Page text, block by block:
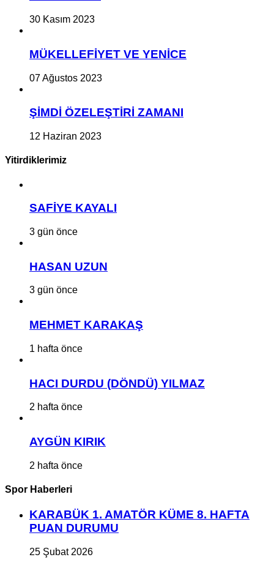
30 Kasım 2023
MÜKELLEFİYET VE YENİCE
07 Ağustos 2023
ŞİMDİ ÖZELEŞTİRİ ZAMANI
12 Haziran 2023
Yitirdiklerimiz
SAFİYE KAYALI
3 gün önce
HASAN UZUN
3 gün önce
MEHMET KARAKAŞ
1 hafta önce
HACI DURDU (DÖNDÜ) YILMAZ
2 hafta önce
AYGÜN KIRIK
2 hafta önce
Spor Haberleri
KARABÜK 1. AMATÖR KÜME 8. HAFTA
PUAN DURUMU
25 Şubat 2026